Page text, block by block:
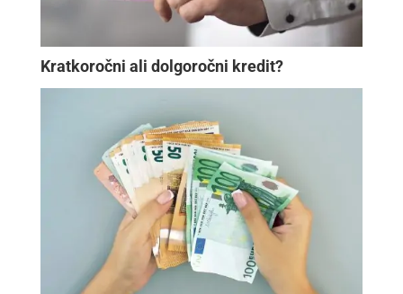
Kratkoročni ali dolgoročni kredit?